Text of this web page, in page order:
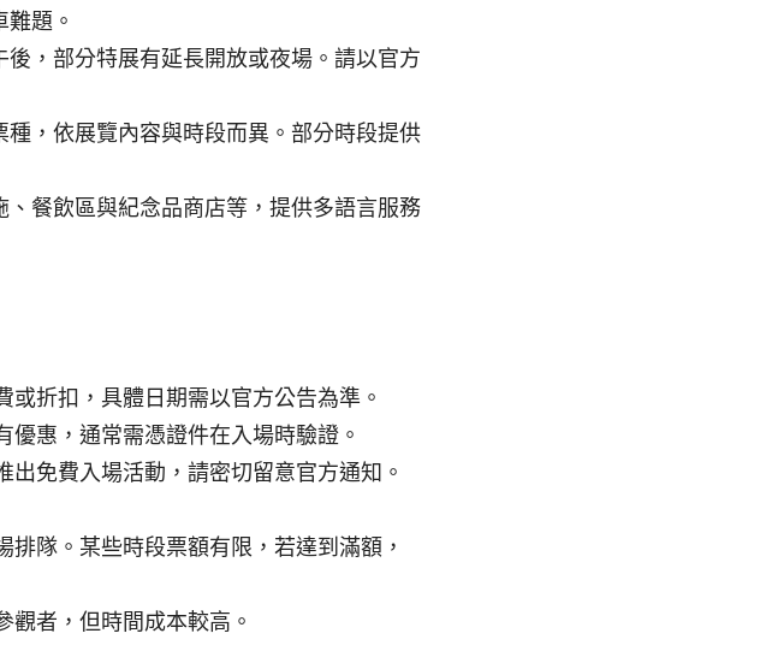
題。
，部分特展有延長開放或夜場。請以官方
，依展覽內容與時段而異。部分時段提供
餐飲區與紀念品商店等，提供多語言服務
折扣，具體日期需以官方公告為準。
惠，通常需憑證件在入場時驗證。
免費入場活動，請密切留意官方通知。
隊。某些時段票額有限，若達到滿額，
觀者，但時間成本較高。